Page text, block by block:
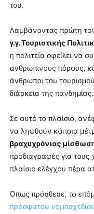
του.
Λαμβάνοντας πρώτη
γ.γ. Τουριστικής
η πολιτεία οφείλει να
ανθρώπινους πόρους,
άνθρωποι του
διάρκεια της
Σε αυτό το πλαίσιο,
να ληφθούν κάποια
βραχυχρόνιας
προδιαγραφές για τους
πλαίσιο ελέγχου πέρα
Όπως πρόσθεσε, το
πρόσφατου